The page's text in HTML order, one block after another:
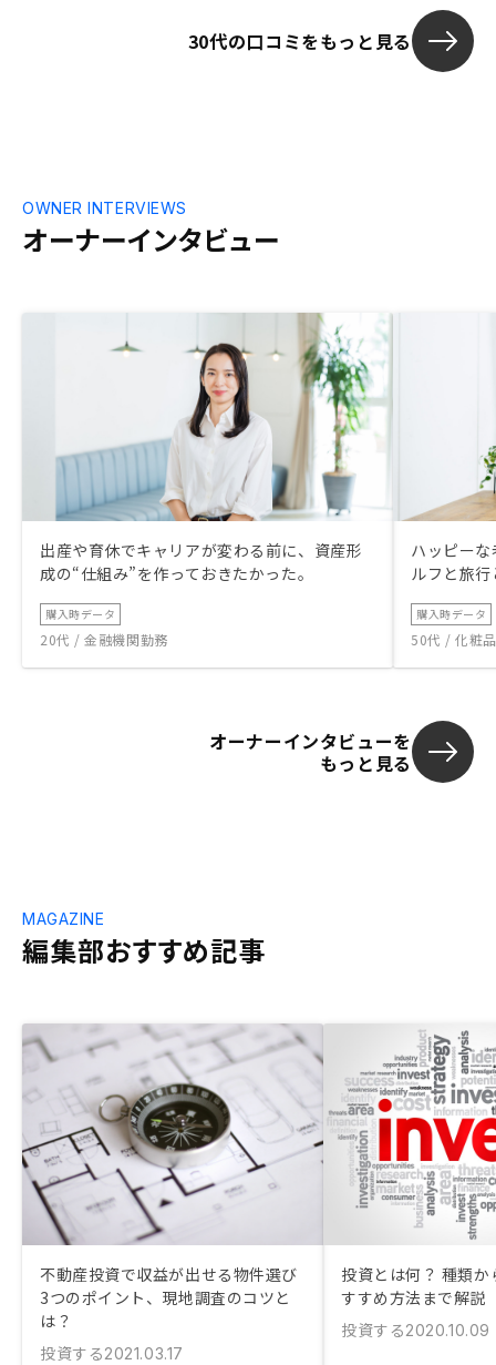
物件の紹介、丁寧なリスク説明に加え、投
につながりました。当初は初心者で不安し
かなかった不動産投資に踏み出せてオーナ
ーになれたのは、出会ったエージェントの
銀行面談などで会社を休む必要があること
や役所に資料を取りにいくために期日がタ
イトであると仕事との調整が難しいた、事
前にそういった必要があることの説明があ
るとよりよかったです。
30代の口コミをもっと見る
オーナーインタビュー
OWNER INTERVIEWS
出産や育休でキャリアが変わる前に、資産形
成の“仕組み”を作っておきたかった。
購入時データ
20代 / 金融機関勤務
ハッピー
ルフと旅
購入時データ
50代 / 化粧
オーナーインタビューを
もっと見る
編集部おすすめ記事
MAGAZINE
不動産投資で収益が出せる物件選び
3つのポイント、現地調査のコツと
は？
投資する2021.03.17
投資とは何？ 種類
すすめ方法まで解説
投資する2020.10.09